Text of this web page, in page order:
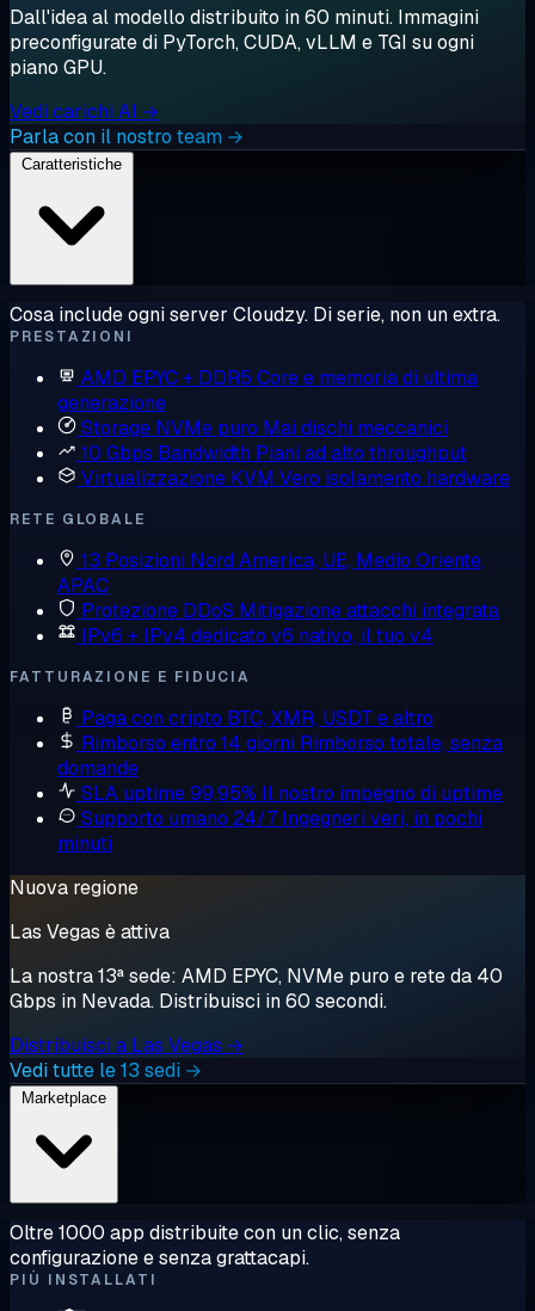
Dall'idea al modello distribuito in 60 minuti. Immagini
preconfigurate di PyTorch, CUDA, vLLM e TGI su ogni
piano GPU.
Vedi carichi AI →
Parla con il nostro team →
Cosa include ogni server Cloudzy. Di serie, non un extra.
PRESTAZIONI
AMD EPYC + DDR5 Core e memoria di ultima
generazione
Storage NVMe puro Mai dischi meccanici
10 Gbps Bandwidth Piani ad alto throughput
Virtualizzazione KVM Vero isolamento hardware
RETE GLOBALE
13 Posizioni Nord America, UE, Medio Oriente,
APAC
Protezione DDoS Mitigazione attacchi integrata
IPv6 + IPv4 dedicato v6 nativo, il tuo v4
FATTURAZIONE E FIDUCIA
Paga con cripto BTC, XMR, USDT e altro
Rimborso entro 14 giorni Rimborso totale, senza
domande
SLA uptime 99,95% Il nostro impegno di uptime
Supporto umano 24/7 Ingegneri veri, in pochi
minuti
Nuova regione
Las Vegas è attiva
La nostra 13ª sede: AMD EPYC, NVMe puro e rete da 40
Gbps in Nevada. Distribuisci in 60 secondi.
Distribuisci a Las Vegas →
Vedi tutte le 13 sedi →
Oltre 1000 app distribuite con un clic, senza
configurazione e senza grattacapi.
PIÙ INSTALLATI